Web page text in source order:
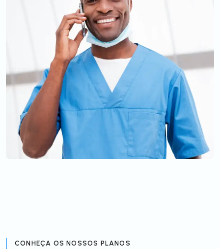
CONHEÇA OS NOSSOS PLANOS